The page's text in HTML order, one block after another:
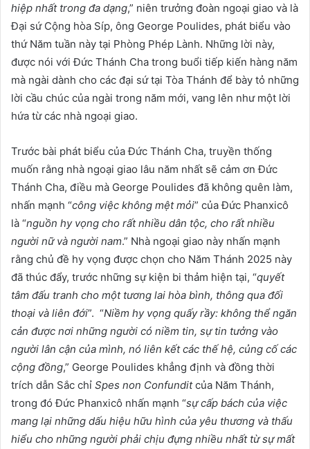
hiệp nhất trong đa dạng,” niên trưởng đoàn ngoại giao và là
Đại sứ Cộng hòa Síp, ông George Poulides, phát biểu vào
thứ Năm tuần này tại Phòng Phép Lành. Những lời này,
được nói với Đức Thánh Cha trong buổi tiếp kiến ​​hàng năm
mà ngài dành cho các đại sứ tại Tòa Thánh để bày tỏ những
lời cầu chúc của ngài trong năm mới, vang lên như một lời
hứa từ các nhà ngoại giao.
Trước bài phát biểu của Đức Thánh Cha, truyền thống
muốn rằng nhà ngoại giao lâu năm nhất sẽ cảm ơn Đức
Thánh Cha, điều mà George Poulides đã không quên làm,
nhấn mạnh “công việc không mệt mỏi” của Đức Phanxicô
là “nguồn hy vọng cho rất nhiều dân tộc, cho rất nhiều
người nữ và người nam.” Nhà ngoại giao này nhấn mạnh
rằng chủ đề hy vọng được chọn cho Năm Thánh 2025 này
đã thúc đẩy, trước những sự kiện bi thảm hiện tại, “quyết
tâm đấu tranh cho một tương lai hòa bình, thông qua đối
thoại và liên đới”. “Niềm hy vọng quấy rầy: không thể ngăn
cản được nơi những người có niềm tin, sự tin tưởng vào
người lân cận của mình, nó liên kết các thế hệ, củng cố các
cộng đồng,” George Poulides khẳng định và đồng thời
trích dẫn Sắc chỉ Spes non Confunditcủa Năm Thánh,
trong đó Đức Phanxicô nhấn mạnh “sự cấp bách của việc
mang lại những dấu hiệu hữu hình của yêu thương và thấu
hiểu cho những người phải chịu đựng nhiều nhất từsự mất